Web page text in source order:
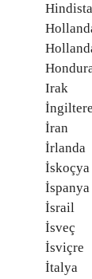
Irak
İngiltere
İran
İrlanda
İskoçya
İspanya
İsrail
İsveç
İsviçre
İtalya